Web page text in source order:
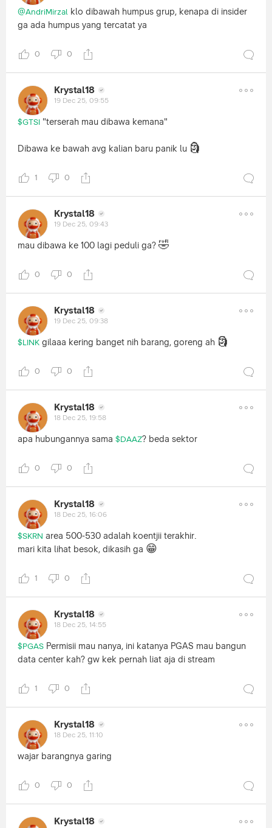
@AndriMirzal klo dibawah humpus grup, kenapa di insider
ga ada humpus yang tercatat ya
0 0
Krystal18
19 Dec 25, 09:55
$GTSI "terserah mau dibawa kemana"
Dibawa ke bawah avg kalian baru panik lu 🗿
1 0
Krystal18
19 Dec 25, 09:43
mau dibawa ke 100 lagi peduli ga? 🤣
0 0
Krystal18
19 Dec 25, 09:38
$LINK gilaaa kering banget nih barang, goreng ah 🗿
0 0
Krystal18
18 Dec 25, 19:58
apa hubungannya sama $DAAZ? beda sektor
0 0
Krystal18
18 Dec 25, 16:06
$SKRN area 500-530 adalah koentjii terakhir.
mari kita lihat besok, dikasih ga 😁
1 0
Krystal18
18 Dec 25, 14:55
$PGAS Permisii mau nanya, ini katanya PGAS mau bangun
data center kah? gw kek pernah liat aja di stream
1 0
Krystal18
18 Dec 25, 11:10
wajar barangnya garing
0 0
Krystal18